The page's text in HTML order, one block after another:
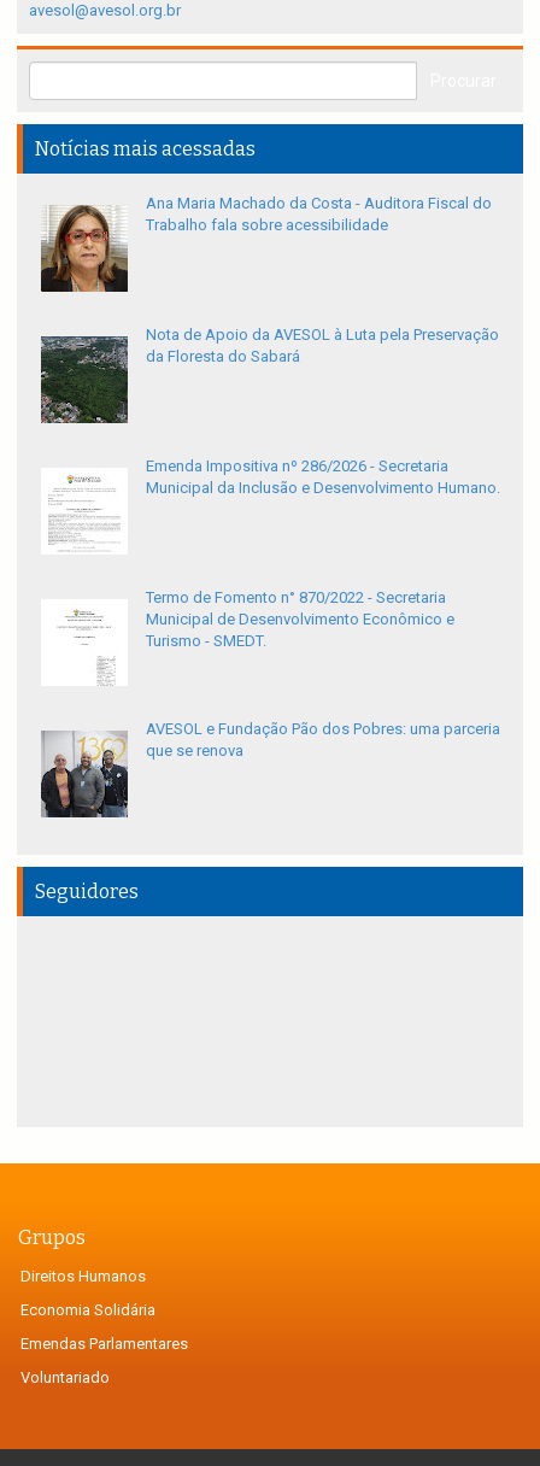
avesol@avesol.org.br
Notícias mais acessadas
Ana Maria Machado da Costa - Auditora Fiscal do
Trabalho fala sobre acessibilidade
Nota de Apoio da AVESOL à Luta pela Preservação
da Floresta do Sabará
Emenda Impositiva nº 286/2026 - Secretaria
Municipal da Inclusão e Desenvolvimento Humano.
Termo de Fomento n° 870/2022 - Secretaria
Municipal de Desenvolvimento Econômico e
Turismo - SMEDT.
AVESOL e Fundação Pão dos Pobres: uma parceria
que se renova
Seguidores
Grupos
Direitos Humanos
Economia Solidária
Emendas Parlamentares
Voluntariado